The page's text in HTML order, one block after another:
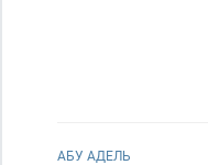
АБУ АДЕЛЬ